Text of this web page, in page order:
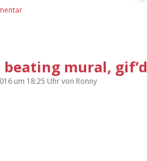
beating mural, gif’d
um 18:25 Uhrvon Ronny